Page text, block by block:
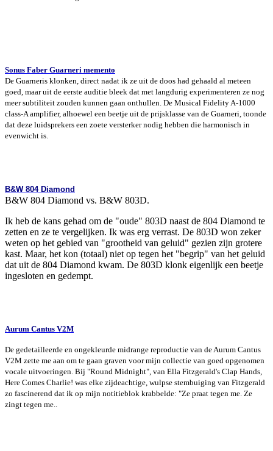
Sonus Faber Guarneri memento
De Guarneris klonken, direct nadat ik ze uit de doos had gehaald al meteen
goed, maar uit de eerste auditie bleek dat met langdurig experimenteren ze nog
meer subtiliteit zouden kunnen gaan onthullen. De Musical Fidelity A-1000
class-A amplifier, alhoewel een beetje uit de prijsklasse van de Guarneri, toonde
dat deze luidsprekers een zoete versterker nodig hebben die harmonisch in
evenwicht is.
B&W 804 Diamond
B&W 804 Diamond vs. B&W 803D.
Ik heb de kans gehad om de "oude" 803D naast de 804 Diamond te
zetten en ze te vergelijken. Ik was erg verrast. De 803D won zeker
weten op het gebied van "grootheid van geluid" gezien zijn grotere
kast. Maar, het kon (totaal) niet op tegen het "begrip" van het geluid
dat uit de 804 Diamond kwam. De 803D klonk eigenlijk een beetje
ingesloten en gedempt.
Aurum Cantus V2M
De gedetailleerde en ongekleurde midrange reproductie van de Aurum Cantus
V2M zette me aan om te gaan graven voor mijn collectie van goed opgenomen
vocale uitvoeringen. Bij "Round Midnight", van Ella Fitzgerald's Clap Hands,
Here Comes Charlie! was elke zijdeachtige, wulpse stembuiging van Fitzgerald
zo fascinerend dat ik op mijn notitieblok krabbelde: "Ze praat tegen me. Ze
zingt tegen me..